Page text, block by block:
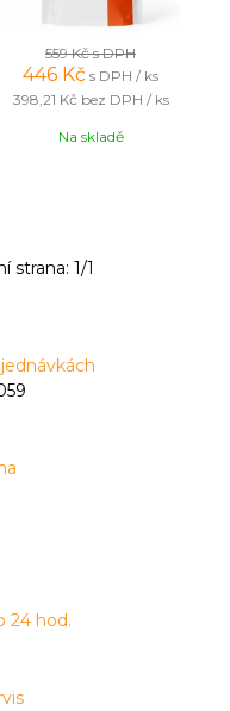
559 Kčs DPH
446 Kč s DPH / ks
398,21 Kč bez DPH / ks
Na skladě
strana: 1/1
24 hod.